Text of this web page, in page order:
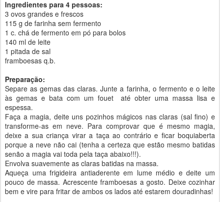
Ingredientes para 4 pessoas:
3 ovos grandes e frescos
115 g de farinha sem fermento
1 c. chá de fermento em pó para bolos
140 ml de leite
1 pitada de sal
framboesas q.b.
Preparação:
Separe as gemas das claras. Junte a farinha, o fermento e o leite
às gemas e bata com um fouet até obter uma massa lisa e
espessa.
Faça a magia, deite uns pozinhos mágicos nas claras (sal fino) e
transforme-as em neve. Para comprovar que é mesmo magia,
deixe a sua criança virar a taça ao contrário e ficar boquiaberta
porque a neve não cai (tenha a certeza que estão mesmo batidas
senão a magia vai toda pela taça abaixo!!!).
Envolva suavemente as claras batidas na massa.
Aqueça uma frigideira antiaderente em lume médio e deite um
pouco de massa. Acrescente framboesas a gosto. Deixe cozinhar
bem e vire para fritar de ambos os lados até estarem douradinhas!